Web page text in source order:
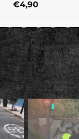
€4,90